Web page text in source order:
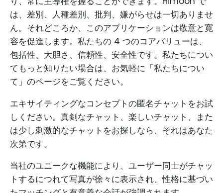
は、差別、人種差別、批判、嫌がらせは一切ありませ
ん。それどころか、このアプリケーションは敬意と寛
容を促進します。私たちの 4 つのコアバリューは、
包括性、大胆さ、信頼性、安全性です。私たちについ
てもっと知りたい場合は、お気軽に「私たちについ
て」のページをご覧ください。
エキサイティングなコンセプトの匿名チャットをお試
しください。真剣なチャット、楽しいチャット、また
は少し刺激的なチャットをお探しなら、それはあなた
次第です。
当社のユニークな機能により、ユーザー同士がチャッ
トするにつれて写真が徐々に表示され、性格に基づい